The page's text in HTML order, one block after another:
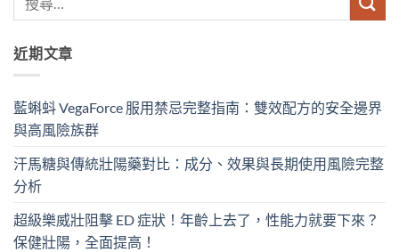
近期文章
藍蝌蚪 VegaForce 服用禁忌完整指南：雙效配方的安全邊界
與高風險族群
汗馬糖與傳統壯陽藥對比：成分、效果與長期使用風險完整
分析
超級樂威壯阻擊 ED 症狀！年齡上去了，性能力就要下來？
保健壯陽，全面提高！